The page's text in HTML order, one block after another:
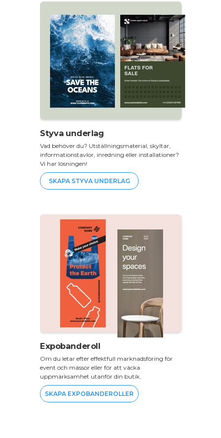
Styva underlag
Vad behöver du? Utställningsmaterial, skyltar,
informationstavlor, inredning eller installationer?
Vi har lösningen!
SKAPA STYVA UNDERLAG
Expobanderoll
Om du letar efter effektfull marknadsföring för
event och mässor eller för att väcka
uppmärksamhet utanför din butik.
SKAPA EXPOBANDEROLLER